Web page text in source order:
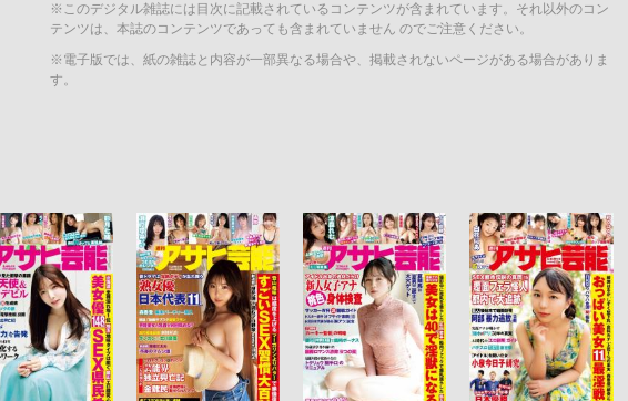
※このデジタル雑誌には目次に記載されているコンテンツが含まれています。それ以外のコン
テンツは、本誌のコンテンツであっても含まれていません のでご注意ください。
※電子版では、紙の雑誌と内容が一部異なる場合や、掲載されないページがある場合がありま
す。